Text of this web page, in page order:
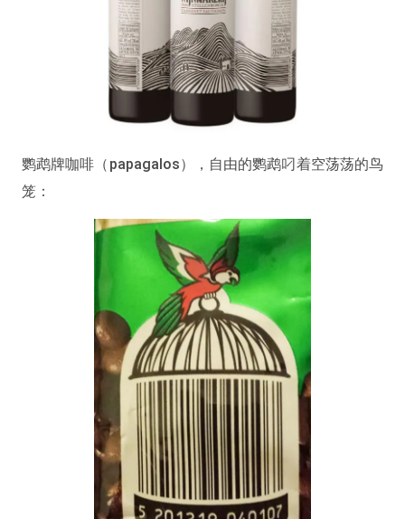
鹦鹉牌咖啡（papagalos），自由的鹦鹉叼着空荡荡的鸟
笼：